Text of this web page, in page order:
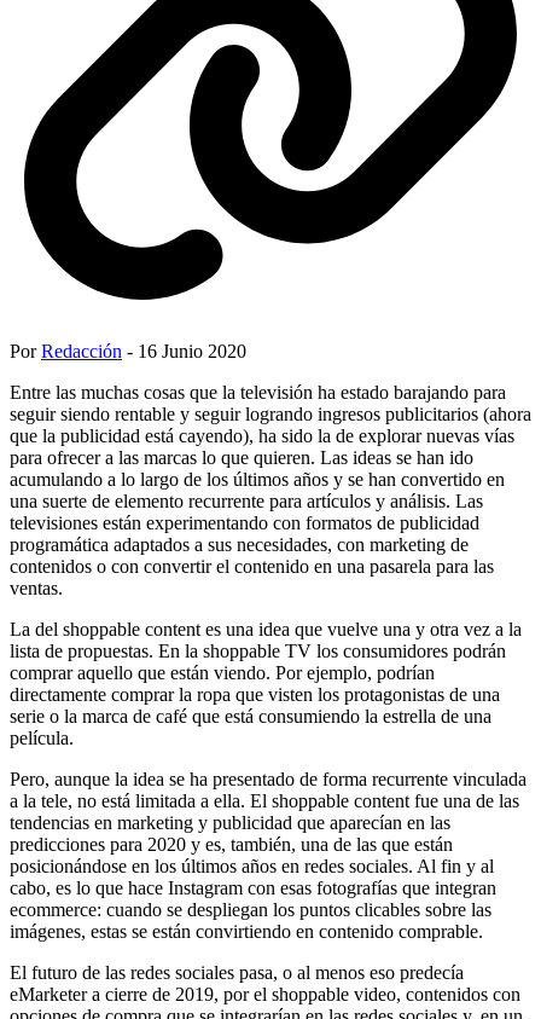
PorRedacción - 16 Junio 2020
Entre las muchas cosas que la televisión ha estado barajando para
seguir siendo rentable y seguir logrando ingresos publicitarios (ahora
que la publicidad está cayendo), ha sido la de explorar nuevas vías
para ofrecer a las marcas lo que quieren. Las ideas se han ido
acumulando a lo largo de los últimos años y se han convertido en
una suerte de elemento recurrente para artículos y análisis. Las
televisiones están experimentando con formatos de publicidad
programática adaptados a sus necesidades, con marketing de
contenidos o con convertir el contenido en una pasarela para las
ventas.
La del shoppable content es una idea que vuelve una y otra vez a la
lista de propuestas. En la shoppable TV los consumidores podrán
comprar aquello que están viendo. Por ejemplo, podrían
directamente comprar la ropa que visten los protagonistas de una
serie o la marca de café que está consumiendo la estrella de una
película.
Pero, aunque la idea se ha presentado de forma recurrente vinculada
a la tele, no está limitada a ella. El shoppable content fue una de las
tendencias en marketing y publicidad que aparecían en las
predicciones para 2020 y es, también, una de las que están
posicionándose en los últimos años en redes sociales. Al fin y al
cabo, es lo que hace Instagram con esas fotografías que integran
ecommerce: cuando se despliegan los puntos clicables sobre las
imágenes, estas se están convirtiendo en contenido comprable.
El futuro de las redes sociales pasa, o al menos eso predecía
eMarketer a cierre de 2019, por el shoppable video, contenidos con